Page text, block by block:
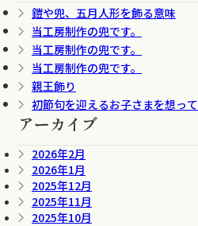
鎧や兜、五月人形を飾る意味
当工房制作の兜です。
当工房制作の兜です。
当工房制作の兜です。
親王飾り
初節句を迎えるお子さまを想って
アーカイブ
2026年2月
2026年1月
2025年12月
2025年11月
2025年10月